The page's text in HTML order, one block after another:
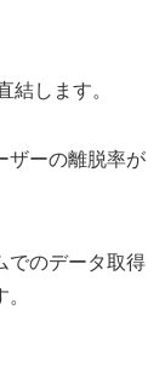
結します。
ザーの離脱率が
でのデータ取得